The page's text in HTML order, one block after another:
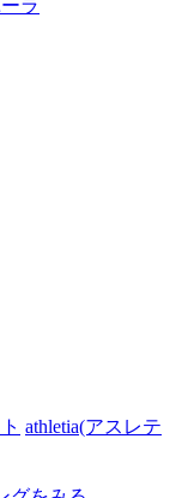
ラ
athletia(アスレテ